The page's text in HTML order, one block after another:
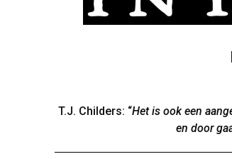
T.J. Childers: “Het is ook een
en door